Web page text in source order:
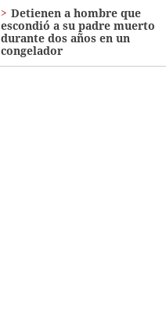
Detienen a hombre que
escondió a su padre muerto
durante dos años en un
congelador